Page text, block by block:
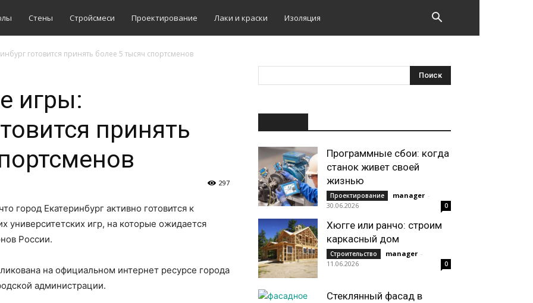
Стены Стройсмеси Проектирование Лаки и краски Изоляция
готовится принять более 5 тысяч спортсменов
игры:
принять
297
город Екатеринбург активно готовится к
университетских игр, на которые ожидается
России.
на официальном интернет ресурсе города
администрации.
Программные сбои: когда
станок живет своей
жизнью
Проектирование manager -
30.06.2026
0
Хюгге или ранчо: строим
каркасный дом
Строительство manager -
11.06.2026
0
Стеклянный фасад в